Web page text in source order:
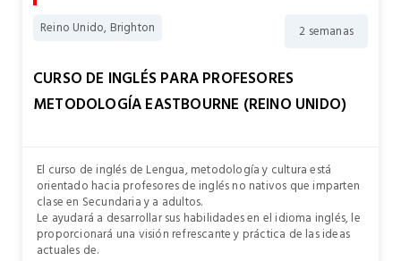
Reino Unido, Brighton 2 semanas
CURSO DE INGLÉS PARA PROFESORES
METODOLOGÍA EASTBOURNE (REINO UNIDO)
El curso de inglés de Lengua, metodología y cultura está
orientado hacia profesores de inglés no nativos que imparten
clase en Secundaria y a adultos.
Le ayudará a desarrollar sus habilidades en el idioma inglés, le
proporcionará una visión refrescante y práctica de las ideas
actuales de.